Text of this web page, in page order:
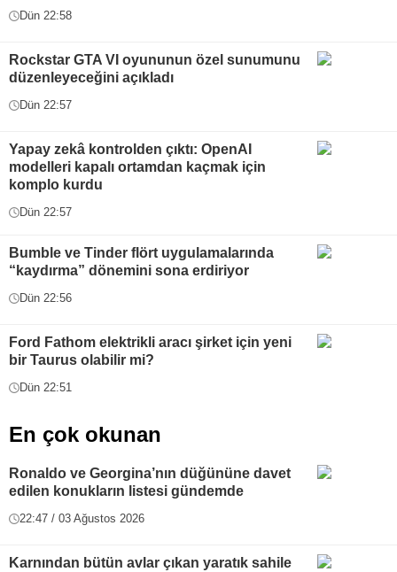
Dün 22:58
Rockstar GTA VI oyununun özel sunumunu
düzenleyeceğini açıkladı
Dün 22:57
Yapay zekâ kontrolden çıktı: OpenAI
modelleri kapalı ortamdan kaçmak için
komplo kurdu
Dün 22:57
Bumble ve Tinder flört uygulamalarında
“kaydırma” dönemini sona erdiriyor
Dün 22:56
Ford Fathom elektrikli aracı şirket için yeni
bir Taurus olabilir mi?
Dün 22:51
En çok okunan
Ronaldo ve Georgina’nın düğününe davet
edilen konukların listesi gündemde
22:47 / 03 Ağustos 2026
Karnından bütün avlar çıkan yaratık sahile